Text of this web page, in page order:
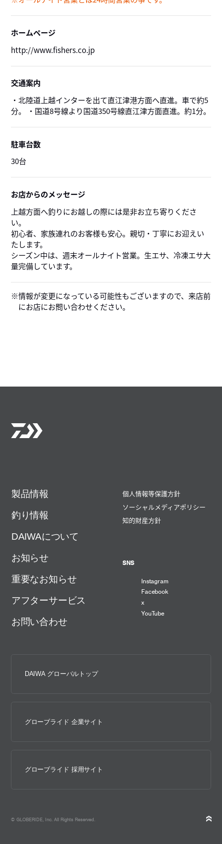
ホームページ
http://www.fishers.co.jp
交通案内
・北陸道上越インターを出て直江津港方面へ直進。車で約5
分。 ・国道8号線より国道350号線直江津方面直進。約1分。
駐車台数
30台
お店からのメッセージ
上越方面へ釣りにお越しの際には是非お立ち寄りくださ
い。
初心者、家族連れのお客様も安心。親切・丁寧にお迎えい
たします。
シーズン中は、週末オールナイト営業。生エサ、冷凍エサ大
量完備しています。
製品情報
釣り情報
DAIWAについて
お知らせ
重要なお知らせ
アフターサービス
お問い合わせ
個人情報等保護方針
ソーシャルメディアポリシー
知的財産方針
SNS
Instagram
Facebook
x
YouTube
DAIWA グローバルトップ
グローブライド 企業サイト
グローブライド 採用サイト
© GLOBERIDE, Inc. All Rights Reserved.